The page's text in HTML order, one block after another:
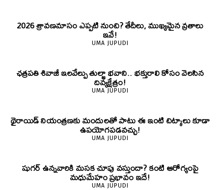
2026 శ్రావణమాసం ఎప్పటి నుంచి? తేదీలు, ముఖ్యమైన వ్రతాలు
ఇవే!
UMA JUPUDI
ఛత్రపతి శివాజీ ఇలవేల్పు తుల్జా భవాని.. భక్తురాలి కోసం వెలసిన
దివ్యక్షేత్రం!
UMA JUPUDI
థైరాయిడ్ నియంత్రణకు మందులతో పాటు ఈ ఇంటి చిట్కాలు కూడా
ఉపయోగపడవచ్చు!
UMA JUPUDI
షుగర్ ఉన్నవారికి మసక చూపు వస్తుందా? కంటి ఆరోగ్యంపై
మధుమేహం ప్రభావం ఇదే!
UMA JUPUDI